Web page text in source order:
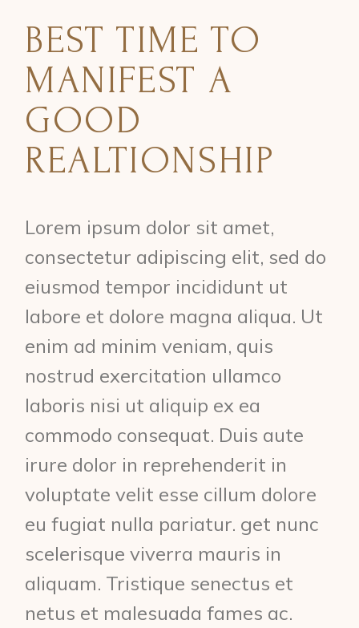
BEST TIME TO
MANIFEST A
GOOD
REALTIONSHIP
Lorem ipsum dolor sit amet,
consectetur adipiscing elit, sed do
eiusmod tempor incididunt ut
labore et dolore magna aliqua. Ut
enim ad minim veniam, quis
nostrud exercitation ullamco
laboris nisi ut aliquip ex ea
commodo consequat. Duis aute
irure dolor in reprehenderit in
voluptate velit esse cillum dolore
eu fugiat nulla pariatur. get nunc
scelerisque viverra mauris in
aliquam. Tristique senectus et
netus et malesuada fames ac.